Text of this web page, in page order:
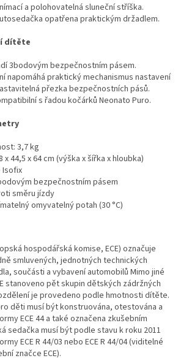
a polohovatelná sluneční stříška.
opatřena praktickým držadlem.
dítěte
3bodovým bezpečnostním pásem.
napomáhá praktický mechanismus nastavení
přezka bezpečnostních pásů.
s řadou kočárků Neonato Puro.
3,7 kg
x 44,5 x 64 cm (výška x šířka x hloubka)
Isofix
bezpečnostním pásem
směru jízdy
omyvatelný potah (30 °C)
hospodářská komise, ECE) označuje
smluvených, jednotných technických
součásti a vybavení automobilů Mimo jiné
stanoveno pět skupin dětských zádržných
je provedeno podle hmotnosti dítěte.
děti musí být konstruována, otestována a
ECE 44 a také označena zkušebním
sedačka musí být podle stavu k roku 2011
ECE R 44/03 nebo ECE R 44/04 (viditelné
značce ECE).